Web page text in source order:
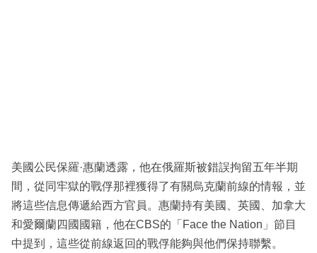
區
美國公民保羅·惠蘭透露，他在俄羅斯被錯誤拘留五年半期
間，從同牢獄的戰俘那裡獲得了有關烏克蘭前線的情報，並
將這些信息傳遞給西方官員。惠蘭持有美國、英國、加拿大
和愛爾蘭四國國籍，他在CBS的「Face the Nation」節目
中提到，這些從前線返回的戰俘能夠與他們保持聯繫。